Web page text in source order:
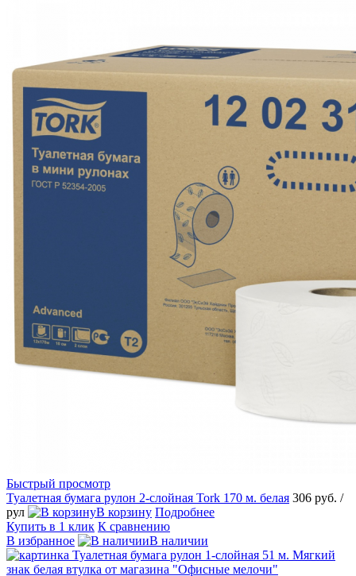
Быстрый просмотр
Туалетная бумага рулон 2-слойная Tork 170 м. белая 306 руб. /
рул
В корзину Подробнее
Купить в 1 клик К сравнению
В избранное
В наличии